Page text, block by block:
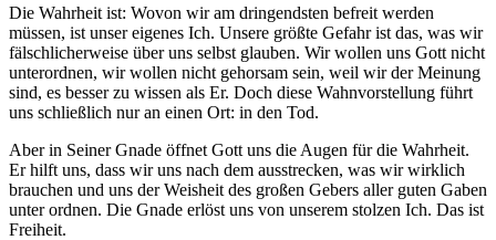
Die Wahrheit ist: Wovon wir am dringendsten befreit werden
müssen, ist unser eigenes Ich. Unsere größte Gefahr ist das, was wir
fälschlicherweise über uns selbst glauben. Wir wollen uns Gott nicht
unterordnen, wir wollen nicht gehorsam sein, weil wir der Meinung
sind, es besser zu wissen als Er. Doch diese Wahnvorstellung führt
uns schließlich nur an einen Ort: in den Tod.
Aber in Seiner Gnade öffnet Gott uns die Augen für die Wahrheit.
Er hilft uns, dass wir uns nach dem ausstrecken, was wir wirklich
brauchen und uns der Weisheit des großen Gebers aller guten Gaben
unter ordnen. Die Gnade erlöst uns von unserem stolzen Ich. Das ist
Freiheit.